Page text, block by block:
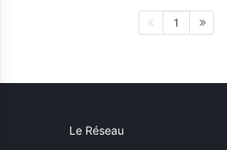
1
Le Réseau